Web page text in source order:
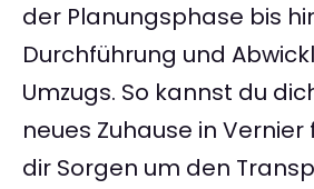
der Planungsphase bis
Durchführung und
Umzugs. So kannst du
neues Zuhause in
dir Sorgen um den